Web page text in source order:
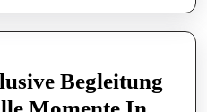
Perspektive
Begleitung